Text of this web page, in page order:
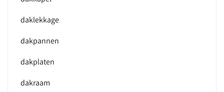
daklekkage
dakpannen
dakplaten
dakraam